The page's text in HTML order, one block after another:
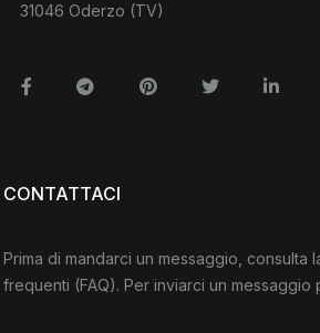
31046 Oderzo (TV)
FacebookTelegramPinterestTwitter
CONTATTACI
Prima di mandarci un messaggio, consulta
frequenti (FAQ). Per inviarci un messaggio